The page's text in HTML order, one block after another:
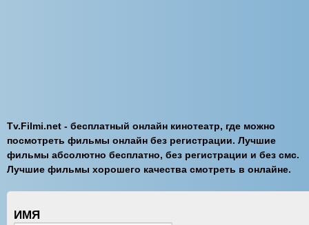
Tv.Filmi.net - бесплатный онлайн кинотеатр, где можно
посмотреть фильмы онлайн без регистрации. Лучшие
фильмы абсолютно бесплатно, без регистрации и без смс.
Лучшие фильмы хорошего качества смотреть в онлайне.
ИМЯ